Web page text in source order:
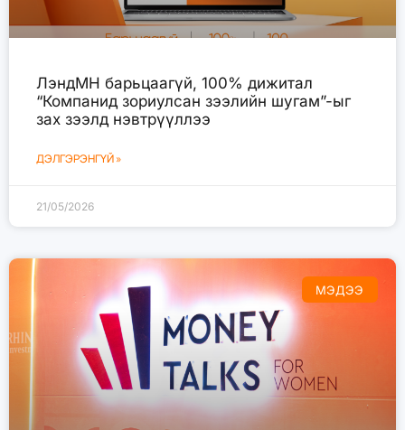
ЛэндМН барьцаагүй, 100% дижитал
“Компанид зориулсан зээлийн шугам”-ыг
зах зээлд нэвтрүүллээ
ДЭЛГЭРЭНГҮЙ »
21/05/2026
МЭДЭЭ